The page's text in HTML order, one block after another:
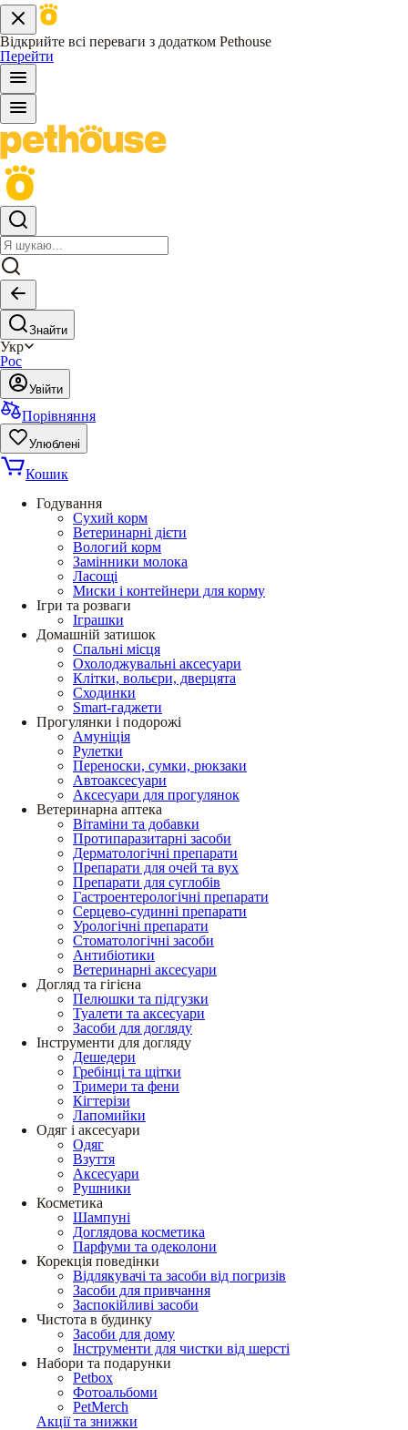
Відкрийте всі переваги з додатком Pethouse
Перейти
Знайти
Укр
Рос
Увійти
Порівняння
Улюблені
Кошик
Годування
Сухий корм
Ветеринарні дієти
Вологий корм
Замінники молока
Ласощі
Миски і контейнери для корму
Ігри та розваги
Іграшки
Домашній затишок
Спальні місця
Охолоджувальні аксесуари
Клітки, вольєри, дверцята
Сходинки
Smart-гаджети
Прогулянки і подорожі
Амуніція
Рулетки
Переноски, сумки, рюкзаки
Автоаксесуари
Аксесуари для прогулянок
Ветеринарна аптека
Вітаміни та добавки
Протипаразитарні засоби
Дерматологічні препарати
Препарати для очей та вух
Препарати для суглобів
Гастроентерологічні препарати
Серцево-судинні препарати
Урологічні препарати
Стоматологічні засоби
Антибіотики
Ветеринарні аксесуари
Догляд та гігієна
Пелюшки та підгузки
Туалети та аксесуари
Засоби для догляду
Інструменти для догляду
Дешедери
Гребінці та щітки
Тримери та фени
Кігтерізи
Лапомийки
Одяг і аксесуари
Одяг
Взуття
Аксесуари
Рушники
Косметика
Шампуні
Доглядова косметика
Парфуми та одеколони
Корекція поведінки
Відлякувачі та засоби від погризів
Засоби для привчання
Заспокійливі засоби
Чистота в будинку
Засоби для дому
Інструменти для чистки від шерсті
Набори та подарунки
Petbox
Фотоальбоми
PetMerch
Акції та знижки